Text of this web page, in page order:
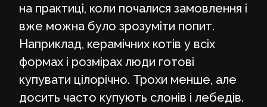
на практиці, коли почалися замовлення і
вже можна було зрозуміти попит.
Наприклад, керамічних котів у всіх
формах і розмірах люди готові
купувати цілорічно. Трохи менше, але
досить часто купують слонів і лебедів.